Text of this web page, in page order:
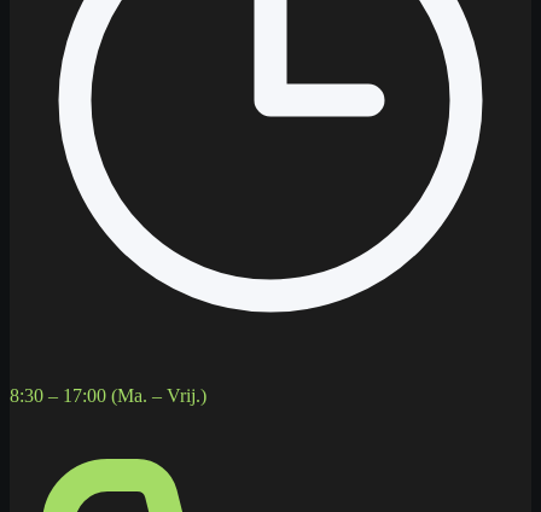
8:30 – 17:00 (Ma. – Vrij.)